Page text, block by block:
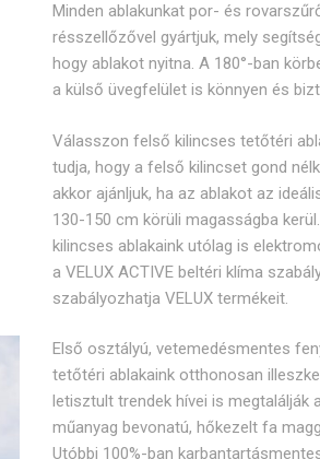
Minden ablakunkat por- és
résszellőzővel gyártjuk, mely
hogy ablakot nyitna. A 180°-ban
a külső üvegfelület is könnyen és
Válasszon felső kilincses tetőtéri
tudja, hogy a felső kilincset gond
akkor ajánljuk, ha az ablakot az
130-150 cm körüli magasságba
kilincses ablakaink utólag is
a VELUX ACTIVE beltéri klíma
szabályozhatja VELUX termékeit.
Első osztályú, vetemedésmentes
tetőtéri ablakaink otthonosan
letisztult trendek hívei is
műanyag bevonatú, hőkezelt fa
Utóbbi 100%-ban